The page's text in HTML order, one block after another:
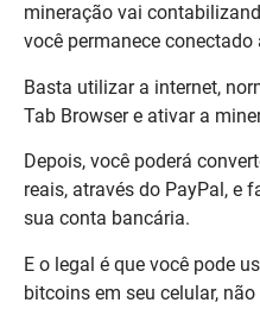
mineração vai
você permanece conectado
Basta utilizar a internet,
Tab Browser e ativar a
Depois, você poderá
reais, através do PayPal, e
sua conta bancária.
E o legal é que você pode
bitcoins em seu celular,